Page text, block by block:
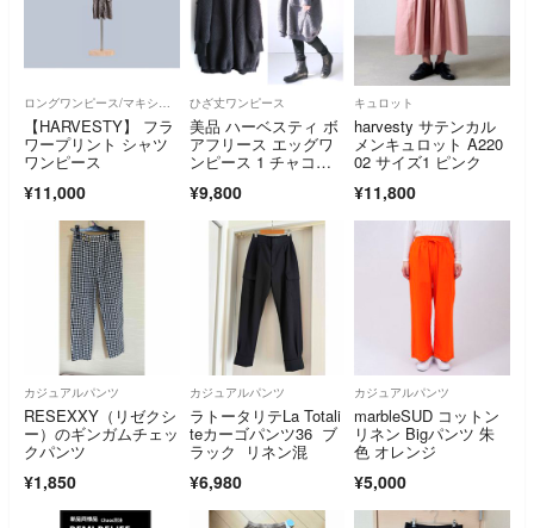
ロングワンピース/マキシワンピース
【HARVESTY】 フラ
ワープリント シャツ
ワンピース
¥11,000
ひざ丈ワンピース
美品 ハーベスティ ボ
アフリース エッグワ
ンピース 1 チャコー
¥9,800
キュロット
harvesty サテンカル
メンキュロット A220
02 サイズ1 ピンク
¥11,800
カジュアルパンツ
RESEXXY（リゼクシ
ー）のギンガムチェッ
クパンツ
¥1,850
カジュアルパンツ
ラトータリテLa Totali
teカーゴパンツ36 ブ
ラック リネン混
¥6,980
カジュアルパンツ
marbleSUD コットン
リネン Bigパンツ 朱
色 オレンジ
¥5,000